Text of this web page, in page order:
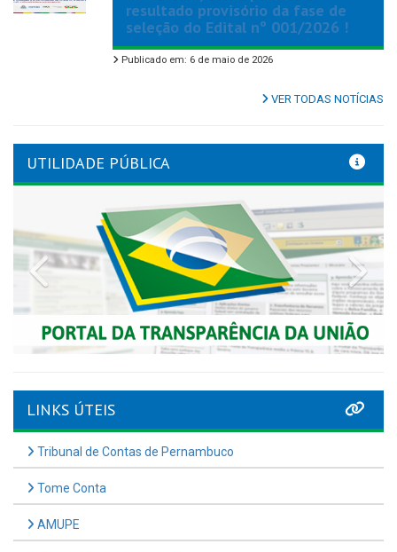
resultado provisório da fase de
seleção do Edital nº 001/2026 !
Publicado em: 6 de maio de 2026
VER TODAS NOTÍCIAS
UTILIDADE PÚBLICA
Previous
LINKS ÚTEIS
Tribunal de Contas de Pernambuco
Tome Conta
AMUPE